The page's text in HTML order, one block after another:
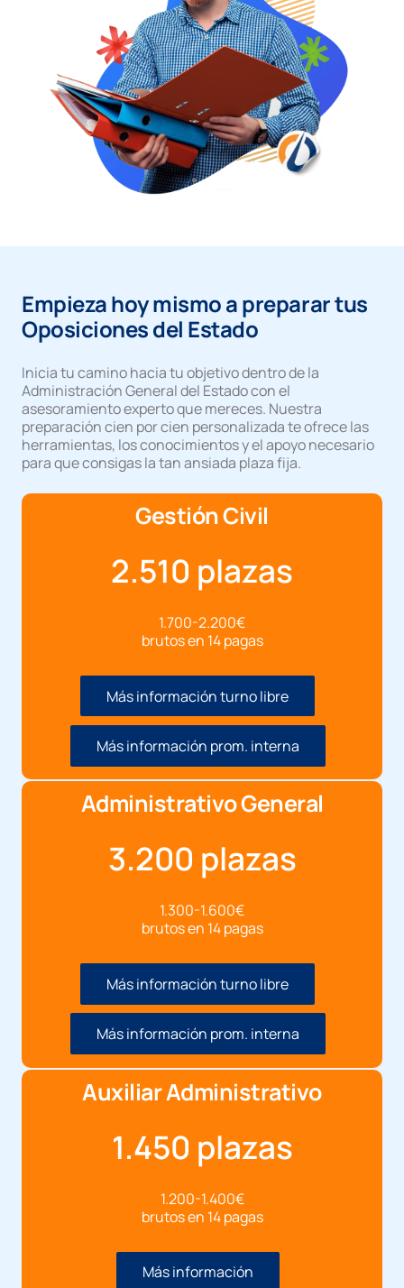
Empieza hoy mismo a preparar tus
Oposiciones del Estado
Inicia tu camino hacia tu objetivo dentro de la
Administración General del Estado con el
asesoramiento experto que mereces. Nuestra
preparación cien por cien personalizada te ofrece las
herramientas, los conocimientos y el apoyo necesario
para que consigas la tan ansiada plaza fija.
Gestión Civil
2.510 plazas
1.700-2.200€
brutos en 14 pagas
Más información turno libre
Más información prom. interna
Administrativo General
3.200 plazas
1.300-1.600€
brutos en 14 pagas
Más información turno libre
Más información prom. interna
Auxiliar Administrativo
1.450 plazas
1.200-1.400€
brutos en 14 pagas
Más información